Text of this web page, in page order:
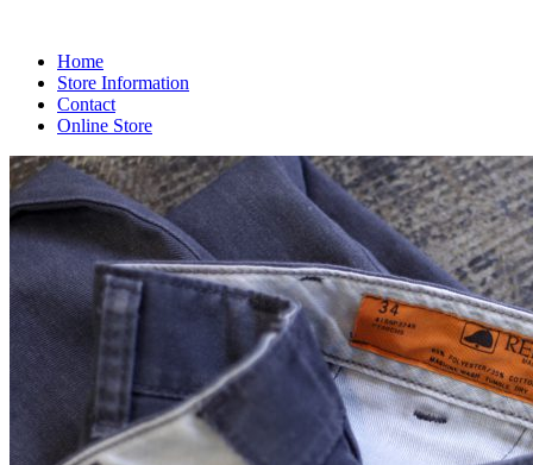
Home
Store Information
Contact
Online Store